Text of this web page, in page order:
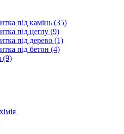
під камінь (35)
під цеглу (9)
під дерево (1)
під бетон (4)
(9)